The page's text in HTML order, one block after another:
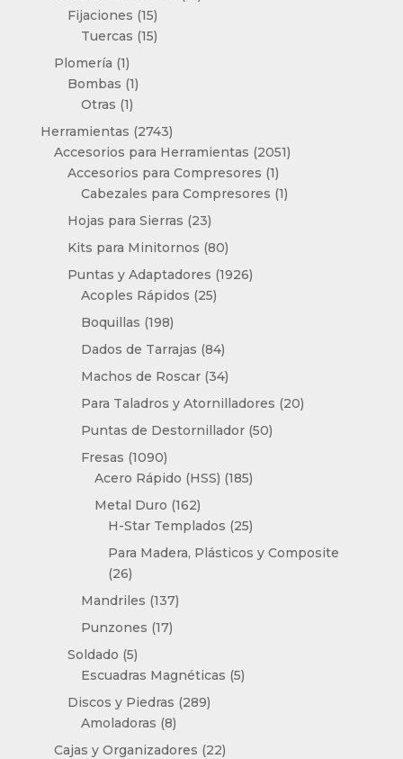
Fijaciones 1515
productos
Tuercas 1515
Plomería 11
producto
Bombas 11
Otras 11
producto
Herramientas 27432743
productos
Accesorios para Herramientas 20512051
Accesorios para Compresores 11
producto
Cabezales para Compresores 11
Hojas para Sierras 2323
productos
Kits para Minitornos 8080
productos
Puntas y Adaptadores 19261926
Acoples Rápidos 2525
Boquillas 198198
productos
Dados de Tarrajas 8484
productos
Machos de Roscar 3434
productos
Para Taladros y Atornilladores 2020
Puntas de Destornillador 5050
Fresas 10901090
productos
Acero Rápido (HSS) 185185
Metal Duro 162162
productos
H-Star Templados 2525
productos
Para Madera, Plásticos y Composite
2626
productos
Mandriles 137137
Punzones 1717
Soldado 55
productos
Escuadras Magnéticas 55
Discos y Piedras 289289
Amoladoras 88
productos
Cajas y Organizadores 2222